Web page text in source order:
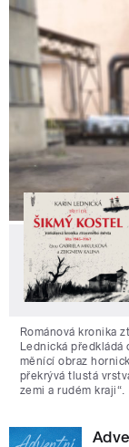
Románová kronika
Lednická předkládá
měnící obraz
překrývá tlustá
zemi a rudém kraji“.